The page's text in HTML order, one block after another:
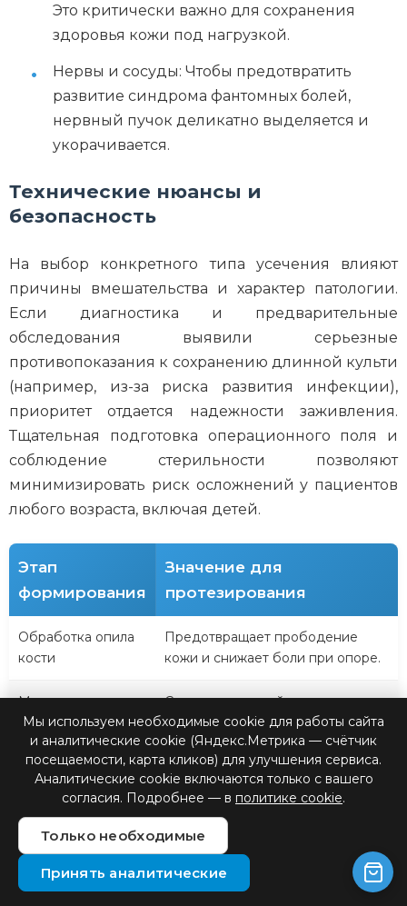
Это критически важно для сохранения
здоровья кожи под нагрузкой.
Нервы и сосуды: Чтобы предотвратить
развитие синдрома фантомных болей,
нервный пучок деликатно выделяется и
укорачивается.
Технические нюансы и
безопасность
На выбор конкретного типа усечения влияют
причины вмешательства и характер патологии.
Если диагностика и предварительные
обследования выявили серьезные
противопоказания к сохранению длинной культи
(например, из-за риска развития инфекции),
приоритет отдается надежности заживления.
Тщательная подготовка операционного поля и
соблюдение стерильности позволяют
минимизировать риск осложнений у пациентов
любого возраста, включая детей.
Этап
формирования
Значение для
протезирования
Обработка опила
кости
Предотвращает прободение
кожи и снижает боли при опоре.
Миопластика
(сшивание мышц)
Создает активный рычаг и
улучшает кровоток внутри культи.
Расположение
рубца
Влияет на качество и стоимости
дальнейшего обслуживания
протеза.
Независимо от сложности ситуации,
современные ампутации нижних конечностей
Мы используем необходимые cookie для работы сайта
и аналитические cookie (Яндекс.Метрика — счётчик
посещаемости, карта кликов) для улучшения сервиса.
Аналитические cookie включаются только с вашего
согласия. Подробнее — в политике cookie.
Только необходимые
Принять аналитические